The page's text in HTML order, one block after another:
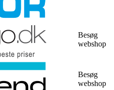
Besøg
webshop
Besøg
webshop